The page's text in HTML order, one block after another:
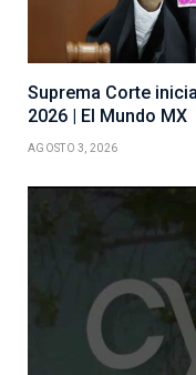
Suprema Corte
2026 | El Mundo MX
AGOSTO 3, 2026